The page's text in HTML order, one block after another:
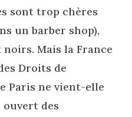
sont trop chères
un barber shop),
Mais la France
Droits de
Paris ne vient-elle
ouvert des